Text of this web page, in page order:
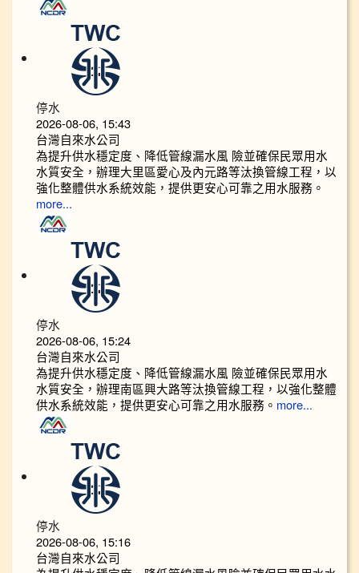
停水
2026-08-06, 15:43
台灣自來水公司
為提升供水穩定度、降低管線漏水風 險並確保民眾用水
水質安全，辦理大里區愛心及內元路等汰換管線工程，以
強化整體供水系統效能，提供更安心可靠之用水服務。
more...
停水
2026-08-06, 15:24
台灣自來水公司
為提升供水穩定度、降低管線漏水風 險並確保民眾用水
水質安全，辦理南區興大路等汰換管線工程，以強化整體
供水系統效能，提供更安心可靠之用水服務。 more...
停水
2026-08-06, 15:16
台灣自來水公司